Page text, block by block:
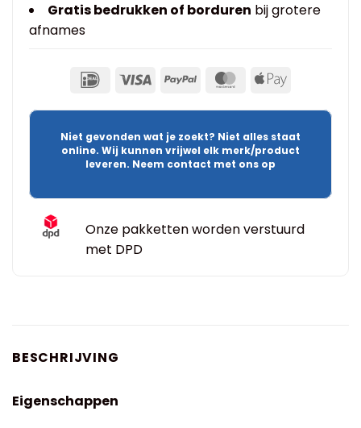
Gratis bedrukken of borduren bij grotere
afnames
Niet gevonden wat je zoekt? Niet alles staat
online. Wij kunnen vrijwel elk merk/product
leveren. Neem contact met ons op
Onze pakketten worden verstuurd
met DPD
BESCHRIJVING
Eigenschappen